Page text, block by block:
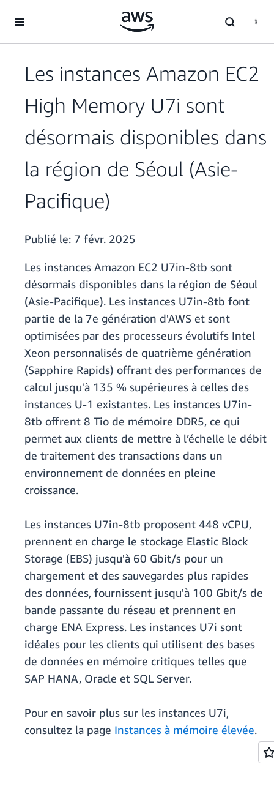
Les instances Amazon EC2
High Memory U7i sont
désormais disponibles dans
la région de Séoul (Asie-
Pacifique)
Publié le: 7 févr. 2025
Les instances Amazon EC2 U7in-8tb sont
désormais disponibles dans la région de Séoul
(Asie-Pacifique). Les instances U7in-8tb font
partie de la 7e génération d'AWS et sont
optimisées par des processeurs évolutifs Intel
Xeon personnalisés de quatrième génération
(Sapphire Rapids) offrant des performances de
calcul jusqu'à 135 % supérieures à celles des
instances U-1 existantes. Les instances U7in-
8tb offrent 8 Tio de mémoire DDR5, ce qui
permet aux clients de mettre à l’échelle le débit
de traitement des transactions dans un
environnement de données en pleine
croissance.
Les instances U7in-8tb proposent 448 vCPU,
prennent en charge le stockage Elastic Block
Storage (EBS) jusqu'à 60 Gbit/s pour un
chargement et des sauvegardes plus rapides
des données, fournissent jusqu'à 100 Gbit/s de
bande passante du réseau et prennent en
charge ENA Express. Les instances U7i sont
idéales pour les clients qui utilisent des bases
de données en mémoire critiques telles que
SAP HANA, Oracle et SQL Server.
Pour en savoir plus sur les instances U7i,
consultez la page Instances à mémoire élevée.